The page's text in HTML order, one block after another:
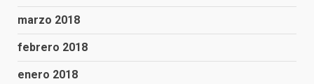
marzo 2018
febrero 2018
enero 2018